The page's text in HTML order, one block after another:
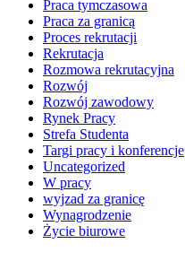
Praca tymczasowa
Praca za granicą
Proces rekrutacji
Rekrutacja
Rozmowa rekrutacyjna
Rozwój
Rozwój zawodowy
Rynek Pracy
Strefa Studenta
Targi pracy i konferencje
Uncategorized
W pracy
wyjzad za granicę
Wynagrodzenie
Życie biurowe